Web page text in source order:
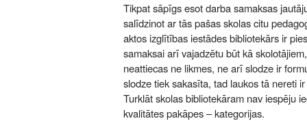
Tikpat sāpīgs esot darba samaksas
salīdzinot ar tās pašas skolas citu
aktos izglītības iestādes bibliotekārs ir
samaksai arī vajadzētu būt kā
neattiecas ne likmes, ne arī slodze ir
slodze tiek sakasīta, tad laukos tā nereti
Turklāt skolas bibliotekāram nav iespēju
kvalitātes pakāpes – kategorijas.